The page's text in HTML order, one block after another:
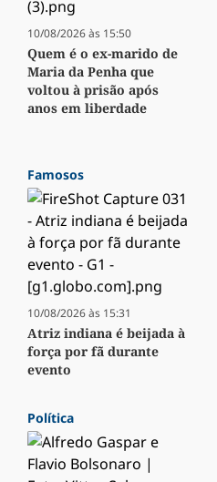
10/08/2026 às 15:50
Quem é o ex-marido de
Maria da Penha que
voltou à prisão após
anos em liberdade
Famosos
10/08/2026 às 15:31
Atriz indiana é beijada à
força por fã durante
evento
Política